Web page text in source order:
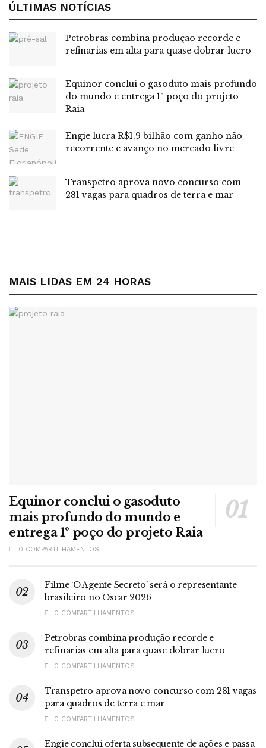
leilão Rondônia
ÚLTIMAS NOTÍCIAS
Petrobras combina produção recorde e
refinarias em alta para quase dobrar lucro
Equinor conclui o gasoduto mais profundo
do mundo e entrega 1º poço do projeto
Raia
Engie lucra R$1,9 bilhão com ganho não
recorrente e avanço no mercado livre
Transpetro aprova novo concurso com
281 vagas para quadros de terra e mar
MAIS LIDAS EM 24 HORAS
Equinor conclui o gasoduto
mais profundo do mundo e
entrega 1º poço do projeto Raia
0 COMPARTILHAMENTOS
Filme ‘O Agente Secreto’ será o representante
brasileiro no Oscar 2026
0 COMPARTILHAMENTOS
Petrobras combina produção recorde e
refinarias em alta para quase dobrar lucro
0 COMPARTILHAMENTOS
Transpetro aprova novo concurso com 281 vagas
para quadros de terra e mar
0 COMPARTILHAMENTOS
Engie conclui oferta subsequente de ações e passa